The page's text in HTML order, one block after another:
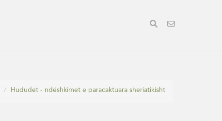
Hududet - ndëshkimet e paracaktuara sheriatikisht